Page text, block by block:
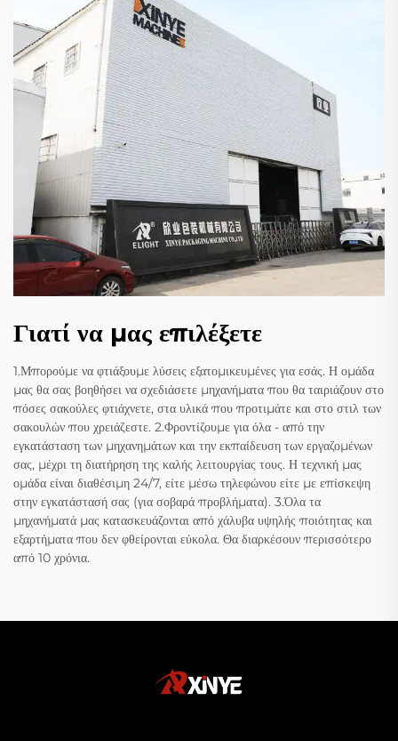
Γιατί να μας επιλέξετε
1.Μπορούμε να φτιάξουμε λύσεις εξατομικευμένες για εσάς. Η ομάδα
μας θα σας βοηθήσει να σχεδιάσετε μηχανήματα που θα ταιριάζουν στο
πόσες σακούλες φτιάχνετε, στα υλικά που προτιμάτε και στο στιλ των
σακουλών που χρειάζεστε. 2.Φροντίζουμε για όλα - από την
εγκατάσταση των μηχανημάτων και την εκπαίδευση των εργαζομένων
σας, μέχρι τη διατήρηση της καλής λειτουργίας τους. Η τεχνική μας
ομάδα είναι διαθέσιμη 24/7, είτε μέσω τηλεφώνου είτε με επίσκεψη
στην εγκατάστασή σας (για σοβαρά προβλήματα). 3.Όλα τα
μηχανήματά μας κατασκευάζονται από χάλυβα υψηλής ποιότητας και
εξαρτήματα που δεν φθείρονται εύκολα. Θα διαρκέσουν περισσότερο
από 10 χρόνια.